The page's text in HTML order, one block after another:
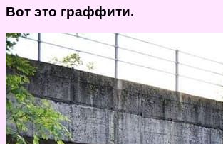
Вот это граффити.